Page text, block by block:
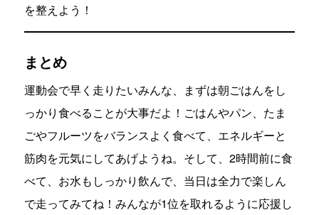
を整えよう！
まとめ
運動会で早く走りたいみんな、まずは朝ごはんをし
っかり食べることが大事だよ！ごはんやパン、たま
ごやフルーツをバランスよく食べて、エネルギーと
筋肉を元気にしてあげようね。そして、2時間前に食
べて、お水もしっかり飲んで、当日は全力で楽しん
で走ってみてね！みんなが1位を取れるように応援し